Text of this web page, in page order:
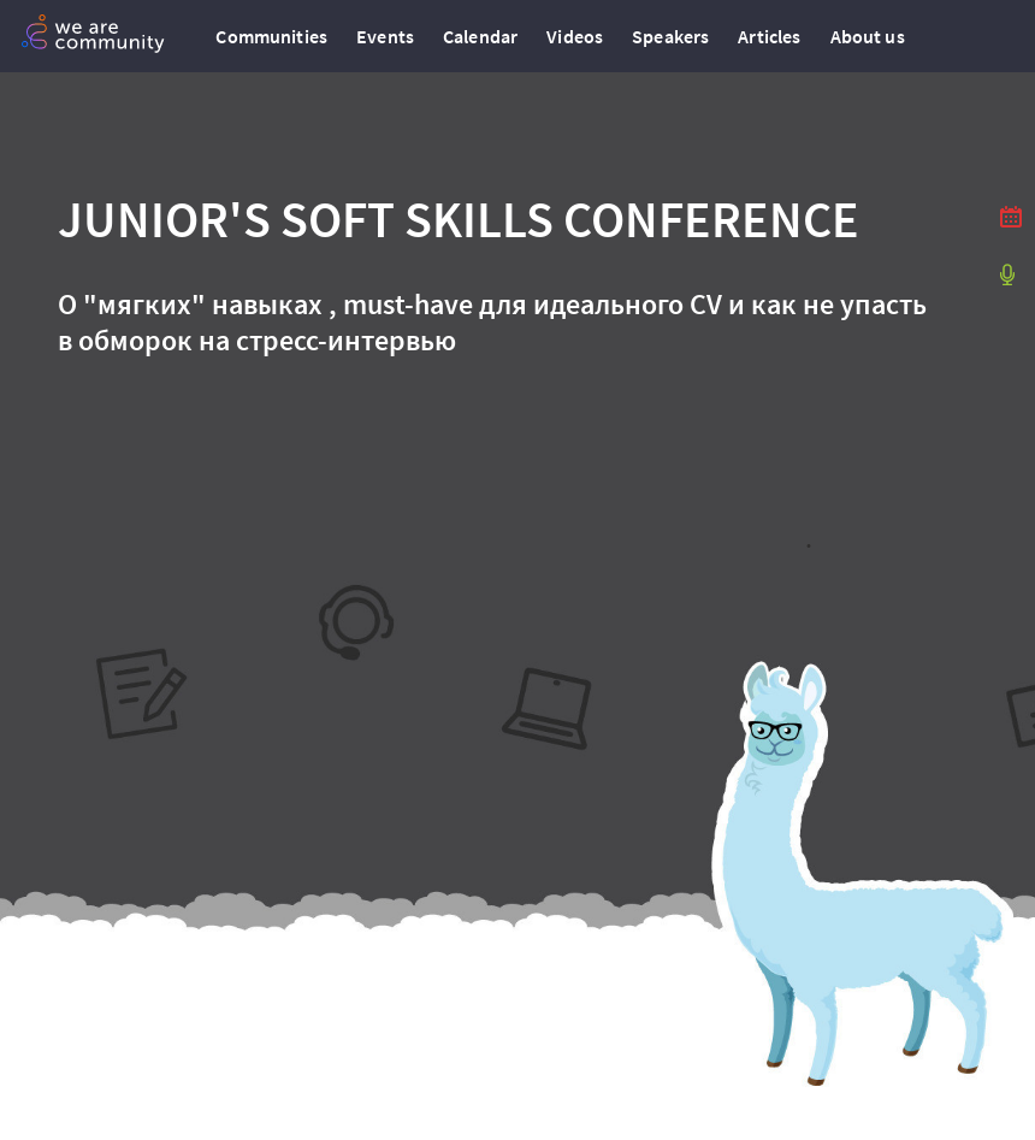
Communities Events Calendar Videos Speakers Articles About us
JUNIOR'S SOFT SKILLS CONFERENCE
О "мягких" навыках , must-have для идеального CV и как не упасть
в обморок на стресс-интервью
.